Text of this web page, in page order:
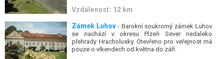
Vzdálenost: 12 km
Zámek Luhov - Barokní soukromý zámek Luhov
se nachází v okresu Plzeň Sever nedaleko
přehrady Hracholusky. Otevřeno pro veřejnost má
pouze o víkendech od května do září.